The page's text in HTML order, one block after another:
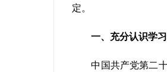
定。
一、充分认识学
中国共产党第二十